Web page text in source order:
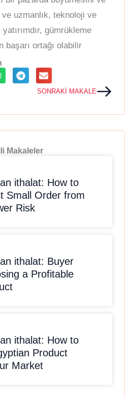
uzmanlık, teknoloji ve
gümrükleme
başarı ortağı olabilir
SONRAKI MAKALENext
Makaleler
ithalat: How to
Small Order from
Risk
ithalat: Buyer
a Profitable
ithalat: How to
Product
Market